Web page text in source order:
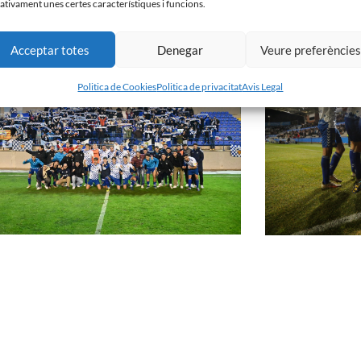
unes certes característiques i funcions.
Acceptar totes Denegar Veure preferències
Politica de CookiesPolitica de privacitatAvis Legal
de 2024